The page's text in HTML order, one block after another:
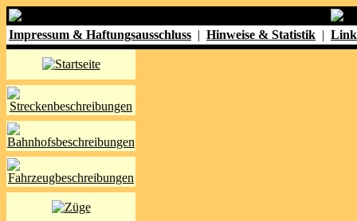
Impressum & Haftungsausschluss | Hinweise & Statistik |